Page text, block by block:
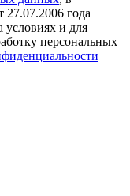
27.07.2006 года
и для
персональных